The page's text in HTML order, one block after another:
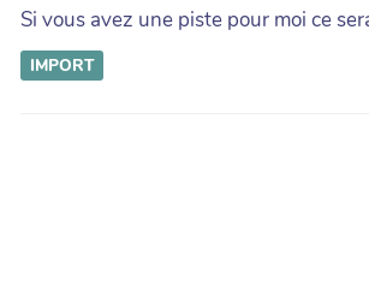
Si vous avez une piste pour moi ce
IMPORT